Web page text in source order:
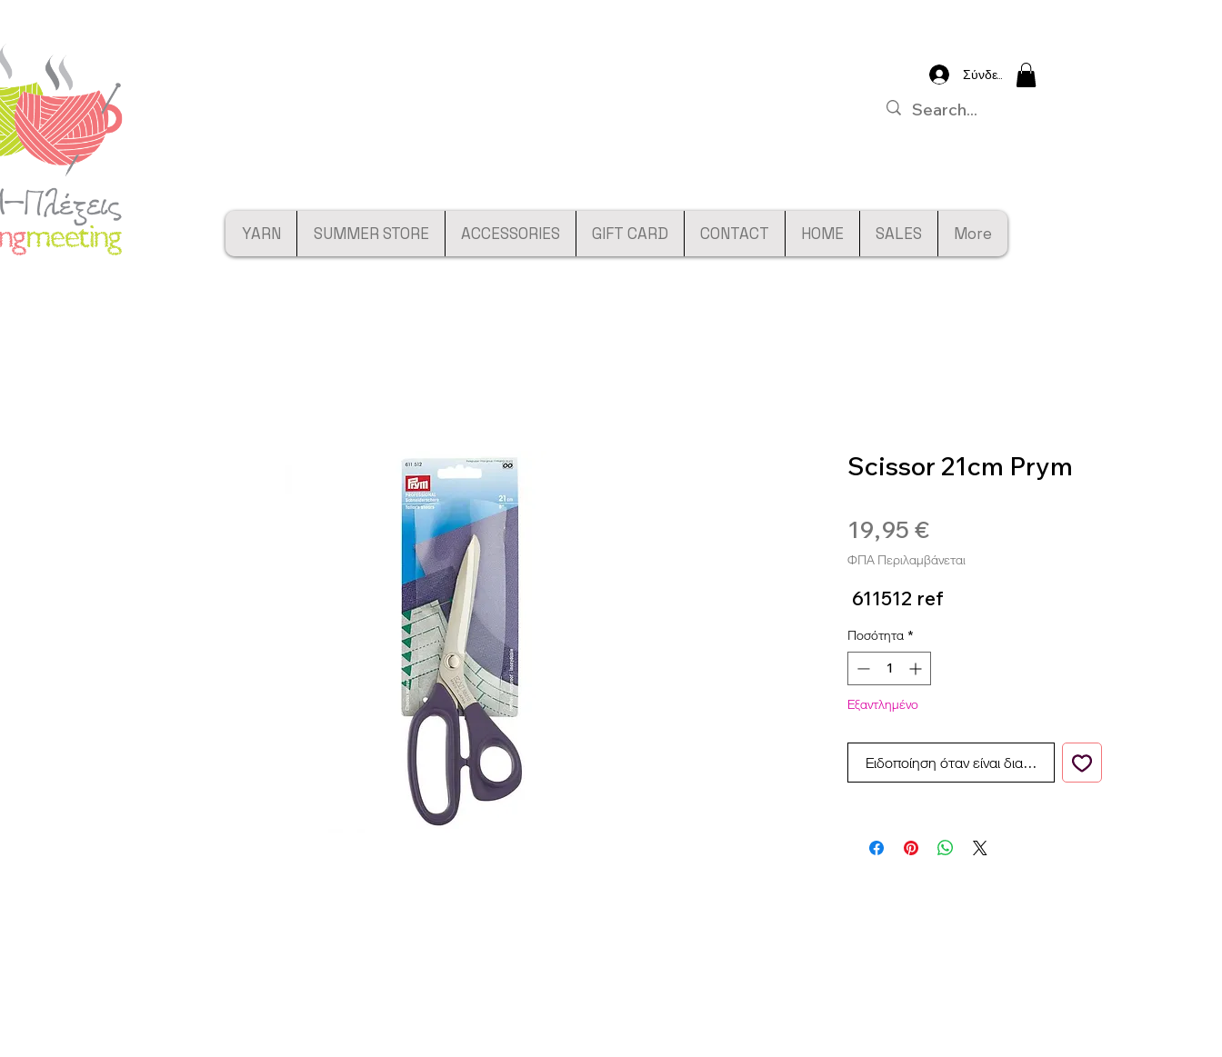
Σύνδεση
YARN SUMMER STORE ACCESSORIES GIFT CARD CONTACT HOME SALES More
Scissor 21cm Prym
19,95 €Τιμή
ΦΠΑ Περιλαμβάνεται
611512 ref
Ποσότητα *
Εξαντλημένο
Ειδοποίηση όταν είναι διαθέσιμο